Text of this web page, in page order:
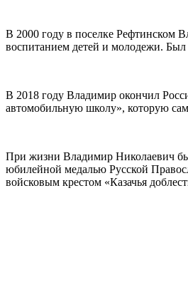
В 2000 году в поселке Рефтинском
воспитанием детей и молодежи.
В 2018 году Владимир окончил
автомобильную школу», которую
При жизни Владимир Николаевич
юбилейной медалью Русской
войсковым крестом «Казачья